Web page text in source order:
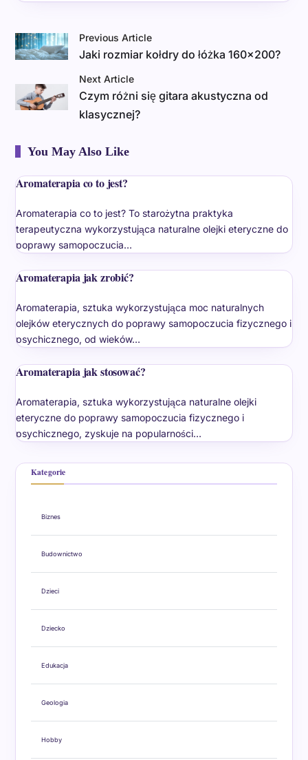
Previous Article
Jaki rozmiar kołdry do łóżka 160×200?
Next Article
Czym różni się gitara akustyczna od
klasycznej?
You May Also Like
Aromaterapia co to jest?
Aromaterapia co to jest? To starożytna praktyka
terapeutyczna wykorzystująca naturalne olejki eteryczne do
poprawy samopoczucia…
Aromaterapia jak zrobić?
Aromaterapia, sztuka wykorzystująca moc naturalnych
olejków eterycznych do poprawy samopoczucia fizycznego i
psychicznego, od wieków…
Aromaterapia jak stosować?
Aromaterapia, sztuka wykorzystująca naturalne olejki
eteryczne do poprawy samopoczucia fizycznego i
psychicznego, zyskuje na popularności…
Kategorie
Biznes
Budownictwo
Dzieci
Dziecko
Edukacja
Geologia
Hobby